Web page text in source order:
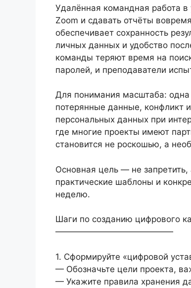
Удалённая командная работа в
Zoom и сдавать отчёты
обеспечивает сохранность
личных данных и удобство
команды теряют время на
паролей, и преподаватели
Для понимания масштаба:
потерянные данные, конфликт
персональных данных при
где многие проекты имеют
становится не роскошью, а
Основная цель — не
практические шаблоны и
неделю.
Шаги по созданию цифрового
——————————————
1. Сформируйте «цифровой
— Обозначьте цели проекта,
— Укажите правила хранения